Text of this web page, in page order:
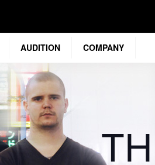
AUDITION COMPANY